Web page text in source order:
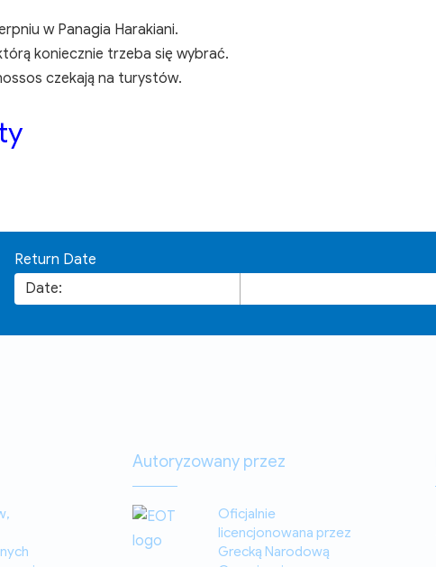
w Panagia Harakiani.
koniecznie trzeba się wybrać.
czekają na turystów.
Return Date
Autoryzowany przez
Oficjalnie
licencjonowana przez
Grecką Narodową